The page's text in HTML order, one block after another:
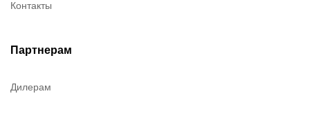
Контакты
Партнерам
Дилерам